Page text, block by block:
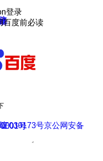
登录
百度前必读
030173号
号